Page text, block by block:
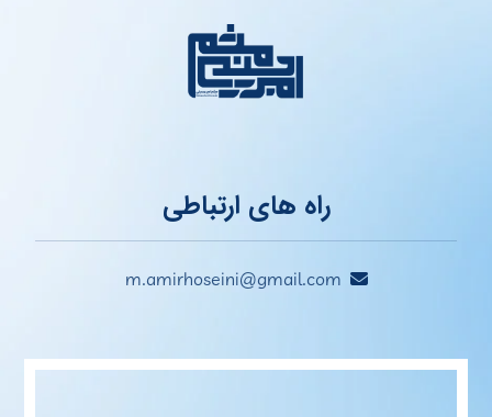
راه های ارتباطی
m.amirhoseini@gmail.com